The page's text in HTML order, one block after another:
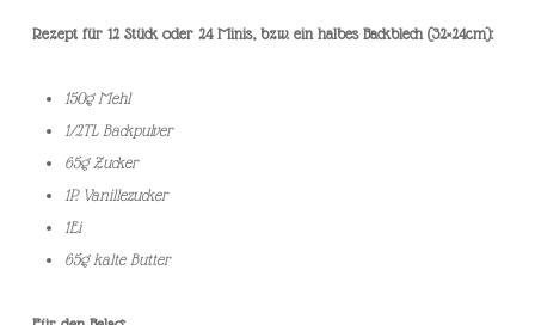
Rezept für 12 Stück oder 24 Minis, bzw. ein halbes Backblech (32×24cm):
150g Mehl
1/2TL Backpulver
65g Zucker
1P. Vanillezucker
1Ei
65g kalte Butter